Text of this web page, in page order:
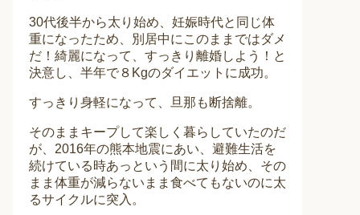
30代後半から太り始め、妊娠時代と同じ体
重になったため、別居中にこのままではダメ
だ！綺麗になって、すっきり離婚しよう！と
決意し、半年で８Kgのダイエットに成功。
すっきり身軽になって、旦那も断捨離。
そのままキープして楽しく暮らしていたのだ
が、2016年の熊本地震にあい、避難生活を
続けている時あっという間に太り始め、その
まま体重が減らないまま食べてもないのに太
るサイクルに突入。